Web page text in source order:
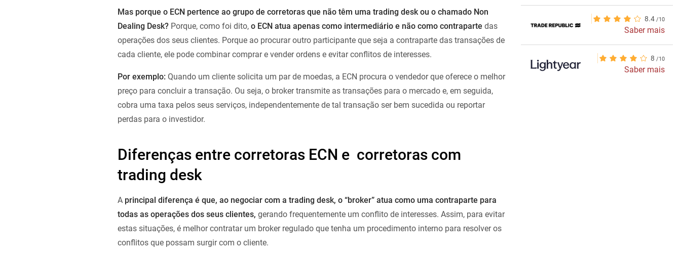
Mas porque o ECN pertence ao grupo de corretoras que não têm uma trading desk ou o chamado Non
Dealing Desk? Porque, como foi dito, o ECN atua apenas como intermediário e não como contraparte das
operações dos seus clientes. Porque ao procurar outro participante que seja a contraparte das transações de
cada cliente, ele pode combinar comprar e vender ordens e evitar conflitos de interesses.
Por exemplo: Quando um cliente solicita um par de moedas, a ECN procura o vendedor que oferece o melhor
preço para concluir a transação. Ou seja, o broker transmite as transações para o mercado e, em seguida,
cobra uma taxa pelos seus serviços, independentemente de tal transação ser bem sucedida ou reportar
perdas para o investidor.
Diferenças entre corretoras ECN e corretoras com
trading desk
A principal diferença é que, ao negociar com a trading desk, o “broker” atua como uma contraparte para
todas as operações dos seus clientes, gerando frequentemente um conflito de interesses. Assim, para evitar
estas situações, é melhor contratar um broker regulado que tenha um procedimento interno para resolver os
conflitos que possam surgir com o cliente.
8.4
Saber mais
8
Saber mais